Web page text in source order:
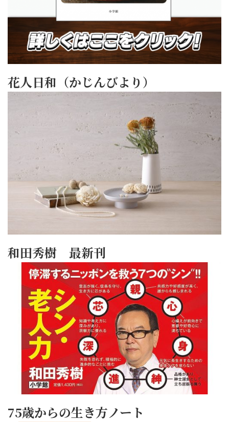
花人日和（かじんびより）
和田秀樹 最新刊
75歳からの生き方ノート